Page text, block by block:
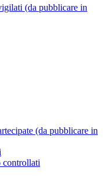
(da pubblicare in
(da pubblicare in